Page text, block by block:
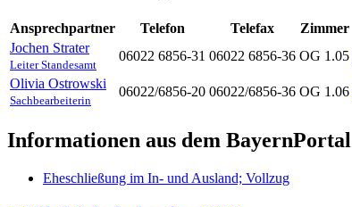
Ansprechpartner Telefon Telefax Zimmer
Jochen Strater
Leiter Standesamt
06022 6856-31 06022 6856-36 OG 1.05
Olivia Ostrowski
Sachbearbeiterin
06022/6856-20 06022/6856-36 OG 1.06
Informationen aus dem BayernPortal
Eheschließung im In- und Ausland; Vollzug